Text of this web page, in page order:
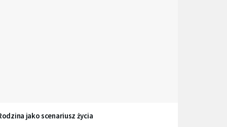
jako scenariusz życia